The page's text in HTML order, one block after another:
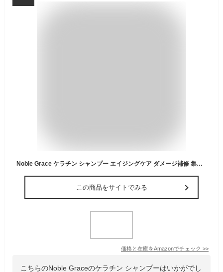
Noble Grace ケラチン シャンプー エイジングケア ダメージ補修 集中補修 高保湿 アミノ酸 ノンシリコン まとまり ツヤ ハリ コシ うねり パサつき サロン専売品 300mL
この商品をサイトでみる
価格と在庫をAmazonでチェック >>
こちらのNoble Graceのケラチン シャンプーはいかがでし